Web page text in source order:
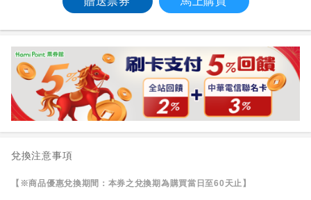
兌換注意事項
【※商品優惠兌換期間：本券之兌換期為購買當日至60天止】